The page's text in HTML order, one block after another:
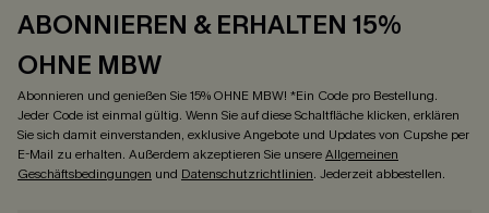
ABONNIEREN & ERHALTEN 15%
OHNE MBW
Abonnieren und genießen Sie 15% OHNE MBW! *Ein Code pro Bestellung.
Jeder Code ist einmal gültig. Wenn Sie auf diese Schaltfläche klicken, erklären
Sie sich damit einverstanden, exklusive Angebote und Updates von Cupshe per
E-Mail zu erhalten. Außerdem akzeptieren Sie unsereAllgemeinen
Geschäftsbedingungen und Datenschutzrichtlinien. Jederzeit abbestellen.